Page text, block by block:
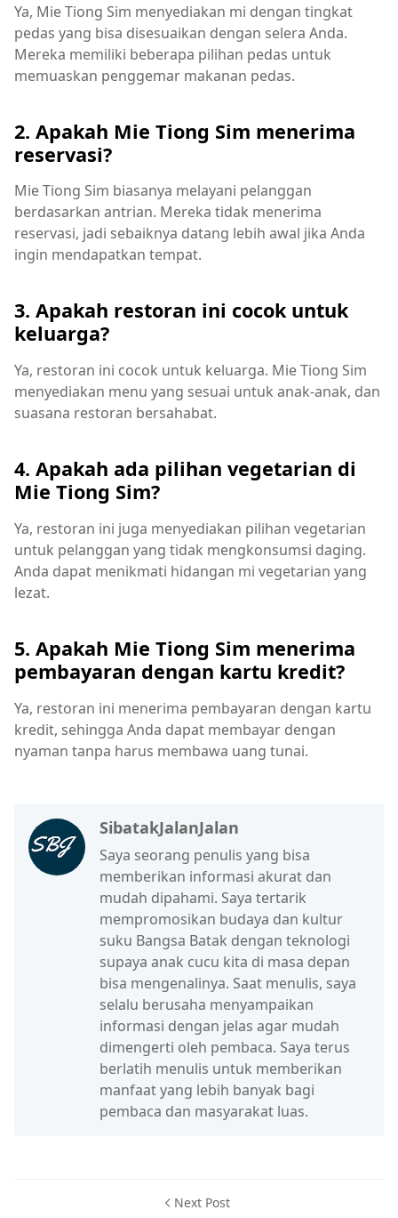
Ya, Mie Tiong Sim menyediakan mi dengan tingkat
pedas yang bisa disesuaikan dengan selera Anda.
Mereka memiliki beberapa pilihan pedas untuk
memuaskan penggemar makanan pedas.
2. Apakah Mie Tiong Sim menerima
reservasi?
Mie Tiong Sim biasanya melayani pelanggan
berdasarkan antrian. Mereka tidak menerima
reservasi, jadi sebaiknya datang lebih awal jika Anda
ingin mendapatkan tempat.
3. Apakah restoran ini cocok untuk
keluarga?
Ya, restoran ini cocok untuk keluarga. Mie Tiong Sim
menyediakan menu yang sesuai untuk anak-anak, dan
suasana restoran bersahabat.
4. Apakah ada pilihan vegetarian di
Mie Tiong Sim?
Ya, restoran ini juga menyediakan pilihan vegetarian
untuk pelanggan yang tidak mengkonsumsi daging.
Anda dapat menikmati hidangan mi vegetarian yang
lezat.
5. Apakah Mie Tiong Sim menerima
pembayaran dengan kartu kredit?
Ya, restoran ini menerima pembayaran dengan kartu
kredit, sehingga Anda dapat membayar dengan
nyaman tanpa harus membawa uang tunai.
SibatakJalanJalan
Saya seorang penulis yang bisa
memberikan informasi akurat dan
mudah dipahami. Saya tertarik
mempromosikan budaya dan kultur
suku Bangsa Batak dengan teknologi
supaya anak cucu kita di masa depan
bisa mengenalinya. Saat menulis, saya
selalu berusaha menyampaikan
informasi dengan jelas agar mudah
dimengerti oleh pembaca. Saya terus
berlatih menulis untuk memberikan
manfaat yang lebih banyak bagi
pembaca dan masyarakat luas.
Next Post